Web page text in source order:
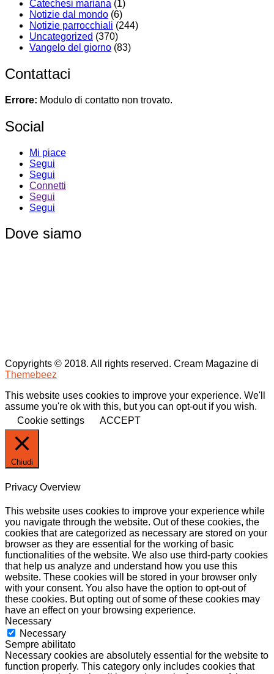
Catechesi mariana (1)
Notizie dal mondo (6)
Notizie parrocchiali (244)
Uncategorized (370)
Vangelo del giorno (83)
Contattaci
Errore: Modulo di contatto non trovato.
Social
Mi piace
Segui
Segui
Connetti
Segui
Segui
Dove siamo
Copyrights © 2018. All rights reserved. Cream Magazine di
Themebeez
This website uses cookies to improve your experience. We'll
assume you're ok with this, but you can opt-out if you wish.
Cookie settings
ACCEPT
Chiudi
Privacy Overview
This website uses cookies to improve your experience while
you navigate through the website. Out of these cookies, the
cookies that are categorized as necessary are stored on your
browser as they are essential for the working of basic
functionalities of the website. We also use third-party cookies
that help us analyze and understand how you use this
website. These cookies will be stored in your browser only
with your consent. You also have the option to opt-out of
these cookies. But opting out of some of these cookies may
have an effect on your browsing experience.
Necessary
Necessary
Sempre abilitato
Necessary cookies are absolutely essential for the website to
function properly. This category only includes cookies that